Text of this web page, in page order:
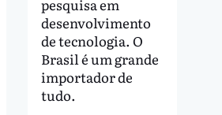
pesquisa em
desenvolvimento
de tecnologia. O
Brasil é um grande
importador de
tudo.